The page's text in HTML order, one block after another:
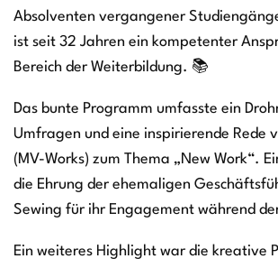
Absolventen vergangener
ist seit 32 Jahren ein kompetenter
Bereich der Weiterbildung. 📚
Das bunte Programm umfasste ein
Umfragen und eine inspirierende Rede
(MV-Works) zum Thema „New Work“.
die Ehrung der ehemaligen
Sewing für ihr Engagement während
Ein weiteres Highlight war die kreative